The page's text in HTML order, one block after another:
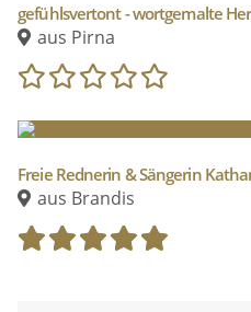
Ich bin einauthentischer
geradeheraus
ist. Bei mir
Wahrheit, und ich schätze
auch bei meinen Paaren.
kennenzulernen und eure
Lass uns gemeinsam auf
Liebesgeschichte
wundervolle Rede kreieren
gefühlsvertont - wortgemalte
aus Pirna
Freie Rednerin & Sängerin
aus Brandis